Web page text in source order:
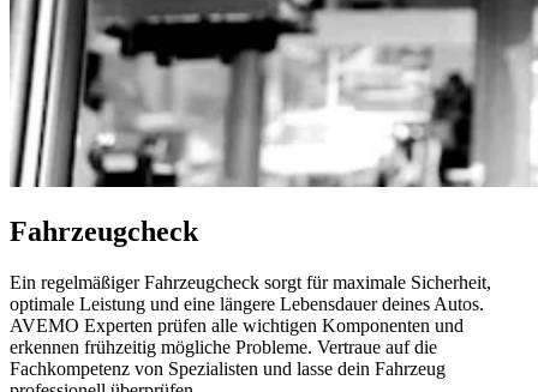
Fahrzeugcheck
Ein regelmäßiger Fahrzeugcheck sorgt für maximale Sicherheit,
optimale Leistung und eine längere Lebensdauer deines Autos.
AVEMO Experten prüfen alle wichtigen Komponenten und
erkennen frühzeitig mögliche Probleme. Vertraue auf die
Fachkompetenz von Spezialisten und lasse dein Fahrzeug